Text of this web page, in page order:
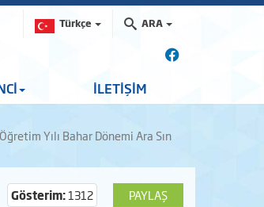
Türkçe ARA
İLETİŞİM
Yılı Bahar Dönemi Ara Sın
PAYLAŞ
Gösterim:1312